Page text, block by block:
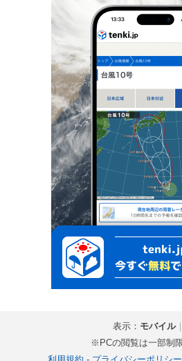
表示： モバイル｜
※PCの閲覧は一部制